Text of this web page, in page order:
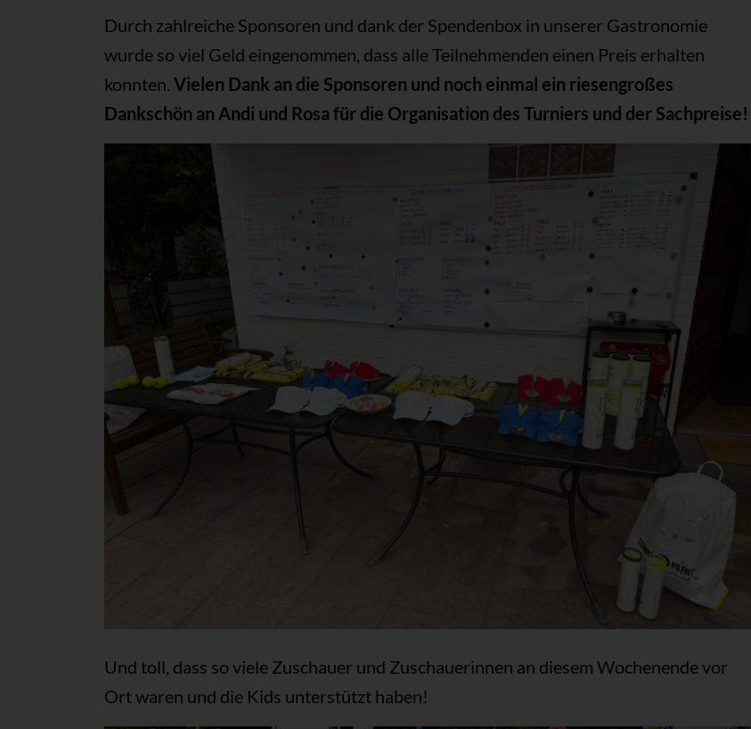
Durch zahlreiche Sponsoren und dank der Spendenbox in unserer Gastronomie
wurde so viel Geld eingenommen, dass alle Teilnehmenden einen Preis erhalten
konnten.Vielen Dank an die Sponsoren und noch einmal ein riesengroßes
Dankschön an Andi und Rosa für die Organisation des Turniers und der Sachpreise!
Und toll, dass so viele Zuschauer und Zuschauerinnen an diesem Wochenende vor
Ort waren und die Kids unterstützt haben!